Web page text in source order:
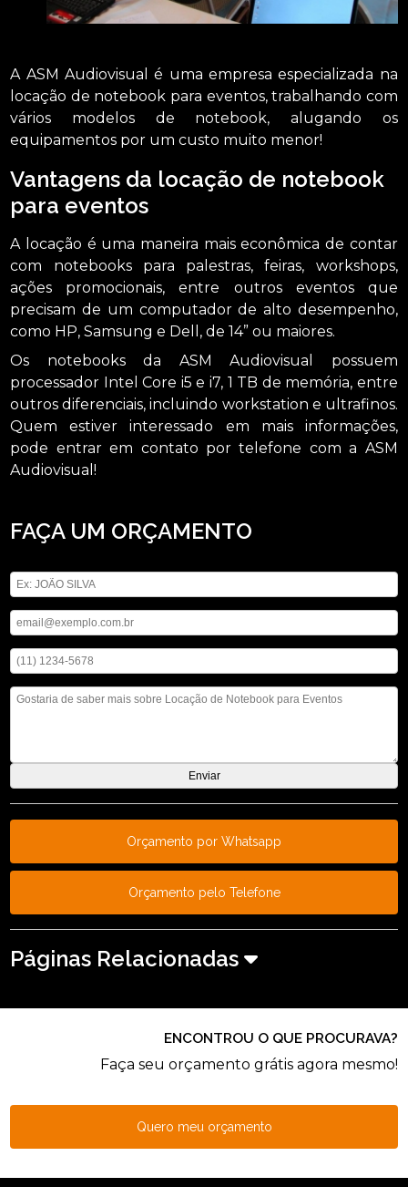
A ASM Audiovisual é uma empresa especializada na
locação de notebook para eventos, trabalhando com
vários modelos de notebook, alugando os
equipamentos por um custo muito menor!
Vantagens da locação de notebook
para eventos
A locação é uma maneira mais econômica de contar
com notebooks para palestras, feiras, workshops,
ações promocionais, entre outros eventos que
precisam de um computador de alto desempenho,
como HP, Samsung e Dell, de 14” ou maiores.
Os notebooks da ASM Audiovisual possuem
processador Intel Core i5 e i7, 1 TB de memória, entre
outros diferenciais, incluindo workstation e ultrafinos.
Quem estiver interessado em mais informações,
pode entrar em contato por telefone com a ASM
Audiovisual!
FAÇA UM ORÇAMENTO
Orçamento por Whatsapp
Orçamento pelo Telefone
Páginas Relacionadas
ENCONTROU O QUE PROCURAVA?
Faça seu orçamento grátis agora mesmo!
Quero meu orçamento